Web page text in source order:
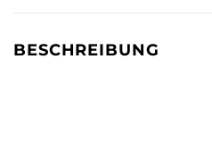
BESCHREIBUNG